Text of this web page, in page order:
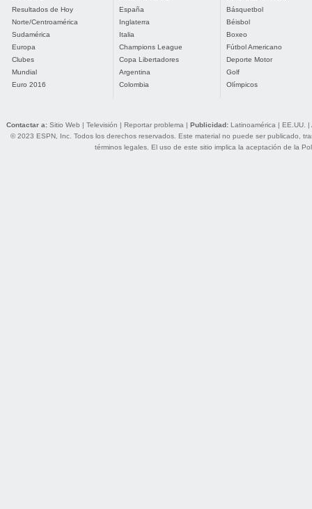
Resultados de Hoy
Norte/Centroamérica
Sudamérica
Europa
Clubes
Mundial
Euro 2016
España
Inglaterra
Italia
Champions League
Copa Libertadores
Argentina
Colombia
Básquetbol
Béisbol
Boxeo
Fútbol Americano
Deporte Motor
Golf
Olímpicos
Contactar a: Sitio Web | Televisión | Reportar problema | Publicidad: Latinoamérica | EE.UU. |
© 2023 ESPN, Inc. Todos los derechos reservados. Este material no puede ser publicado,
términos legales. El uso de este sitio implica la aceptación de la